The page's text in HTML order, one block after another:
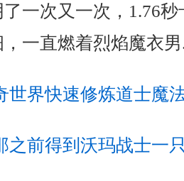
一次又一次，1.76
一直燃着烈焰魔衣
世界快速修炼道士魔
之前得到沃玛战士一